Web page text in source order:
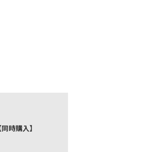
時購入】